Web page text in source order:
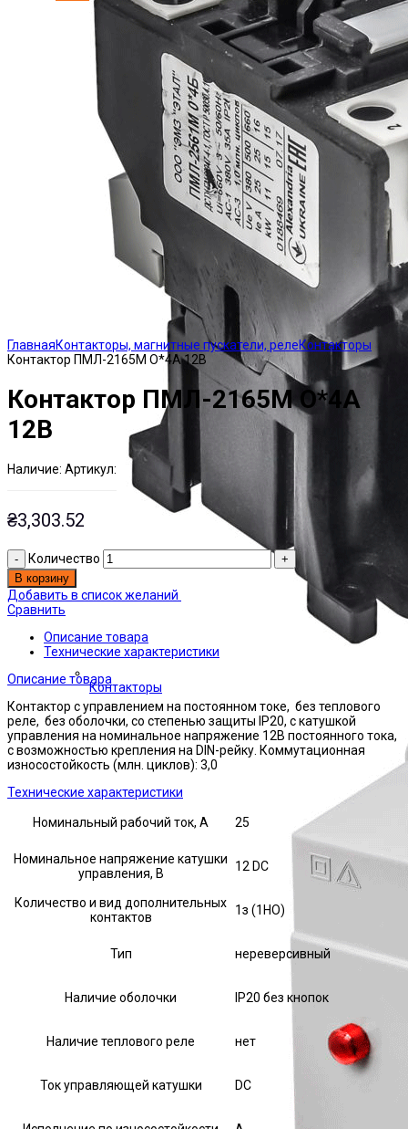
Контакторы
ГлавнаяКонтакторы, магнитные пускатели, релеКонтакторы
Контактор ПМЛ-2165М О*4А 12В
Контактор ПМЛ-2165М О*4А
12В
Наличие: Есть на складе
Артикул:
ЭТАЛ0000259
₴3,303.52
Количество
В корзину
Добавить в список желаний
Сравнить
Описание товара
Технические характеристики
Описание товара
Контактор с управлением на постоянном токе, без теплового
реле, без оболочки, со степенью защиты IP20, с катушкой
управления на номинальное напряжение 12В постоянного тока,
с возможностью крепления на DIN-рейку. Коммутационная
износостойкость (млн. циклов): 3,0
Технические характеристики
Номинальный рабочий ток, А 25
Номинальное напряжение катушки
управления, В
12 DC
Количество и вид дополнительных
контактов
1з (1НО)
Тип нереверсивный
Наличие оболочки IP20 без кнопок
Наличие теплового реле нет
Ток управляющей катушки DC